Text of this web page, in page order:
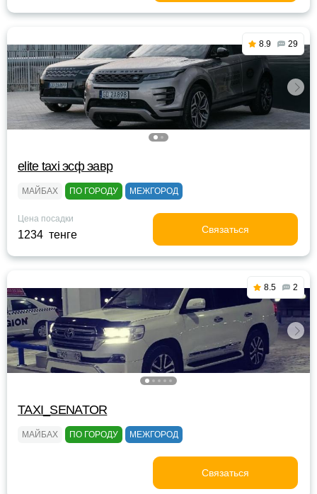
8.9 29
elite taxi эсф эавр
МАЙБАХ ПО ГОРОДУ МЕЖГОРОД
Цена посадки
1234 тенге Связаться
8.5 2
TAXI_SENATOR
МАЙБАХ ПО ГОРОДУ МЕЖГОРОД
Связаться